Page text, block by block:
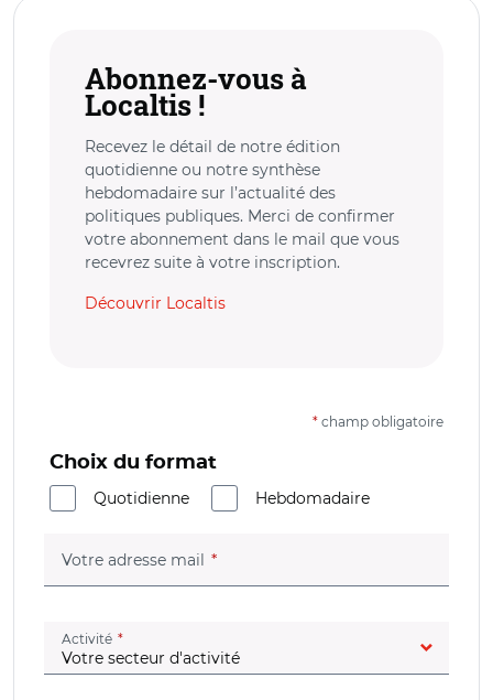
Abonnez-vous à
Localtis !
Recevez le détail de notre édition
quotidienne ou notre synthèse
hebdomadaire sur l’actualité des
politiques publiques. Merci de confirmer
votre abonnement dans le mail que vous
recevrez suite à votre inscription.
Découvrir Localtis
* champ obligatoire
Choix du format
Quotidienne
Hebdomadaire
Votre adresse mail (champ obligatoire)
Activité (champ obligatoire)